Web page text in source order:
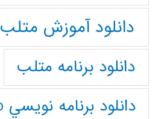
دانلود آموزش متلب
دانلود برنامه متلب
دانلود برنامه نويسي Matlab